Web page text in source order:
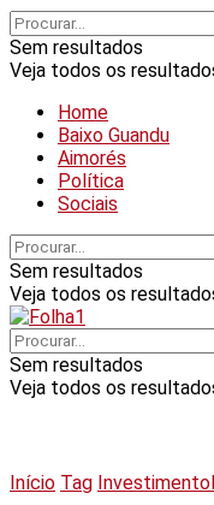
Sem resultados
Veja todos os
Home
Baixo Guandu
Aimorés
Política
Sociais
Sem resultados
Veja todos os
Sem resultados
Veja todos os
Início Tag